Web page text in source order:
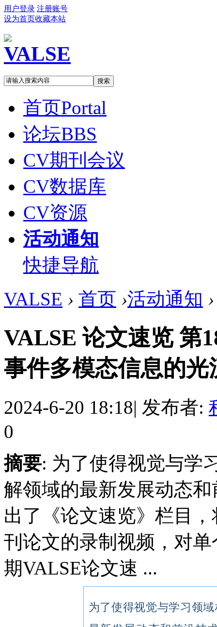
用户登录 注册账号
设为首页收藏本站
搜索
首页Portal
论坛BBS
CV期刊会议
CV数据库
CV资源
活动通知
快捷导航
VALSE › 首页 ›活动通知 ›
VALSE 论文速览 第
事件多模态信息的
2024-6-20 18:18| 发布者:
0
摘要: 为了使得视觉与学
解领域的最新发展动态
出了《论文速览》栏目
刊论文的录制视频，对
期VALSE论文速 ...
为了使得视觉与学习领